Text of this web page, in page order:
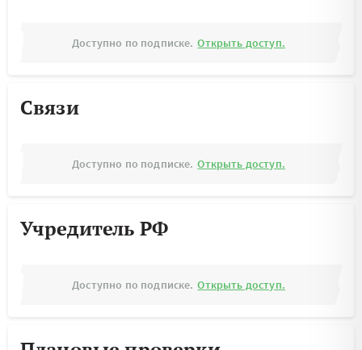
Доступно по подписке. Открыть доступ.
Связи
Доступно по подписке. Открыть доступ.
Учредитель РФ
Доступно по подписке. Открыть доступ.